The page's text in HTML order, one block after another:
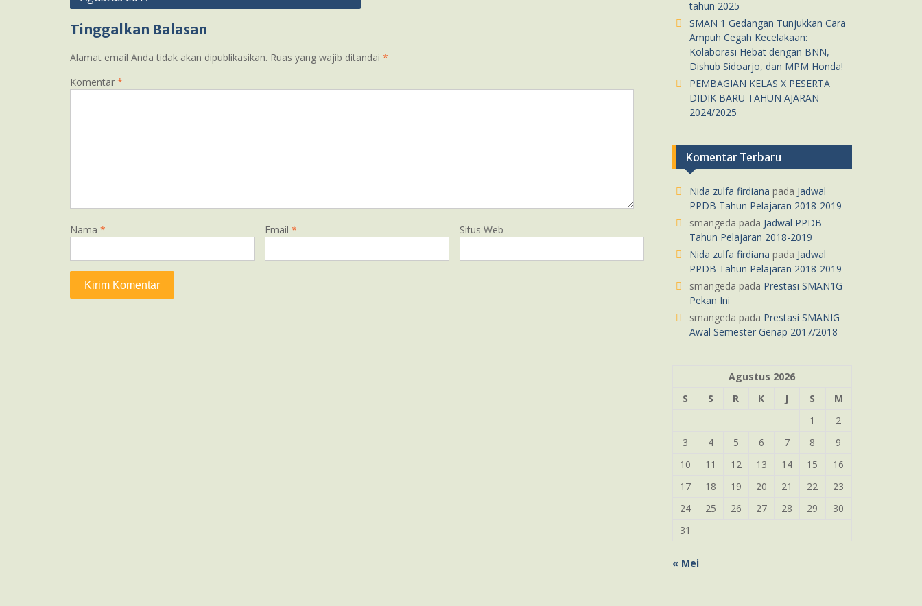
Tinggalkan Balasan
Alamat email Anda tidak akan dipublikasikan. Ruas yang wajib ditandai *
Komentar *
Nama * Email * Situs Web
tahun 2025
SMAN 1 Gedangan Tunjukkan Cara
Ampuh Cegah Kecelakaan:
Kolaborasi Hebat dengan BNN,
Dishub Sidoarjo, dan MPM Honda!
PEMBAGIAN KELAS X PESERTA
DIDIK BARU TAHUN AJARAN
2024/2025
Komentar Terbaru
Nida zulfa firdiana pada Jadwal
PPDB Tahun Pelajaran 2018-2019
smangeda pada Jadwal PPDB
Tahun Pelajaran 2018-2019
Nida zulfa firdiana pada Jadwal
PPDB Tahun Pelajaran 2018-2019
smangeda pada Prestasi SMAN1G
Pekan Ini
smangeda pada Prestasi SMANIG
Awal Semester Genap 2017/2018
Agustus 2026
S
S R K J S
M
1
2
3
4 5 6 7 8
9
10
11 12 13 14 15
16
17
18 19 20 21 22
23
24
25 26 27 28 29
30
31
« Mei